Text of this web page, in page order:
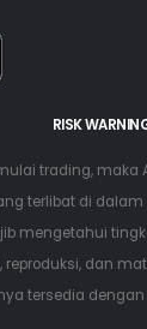
RISK
trading, maka
terlibat di
mengetahui
reproduksi, dan
tersedia dengan